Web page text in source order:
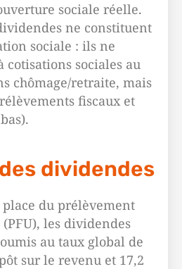
sociale réelle.
ne constituent
sociale : ils ne
cotisations sociales au
chômage/retraite, mais
fiscaux et
dividendes
du prélèvement
les dividendes
au taux global de
sur le revenu et 17,2